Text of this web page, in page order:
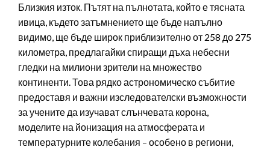
Близкия изток. Пътят на пълнотата, който е тясната
ивица, където затъмнението ще бъде напълно
видимо, ще бъде широк приблизително от 258 до 275
километра, предлагайки спиращи дъха небесни
гледки на милиони зрители на множество
континенти. Това рядко астрономическо събитие
предоставя и важни изследователски възможности
за учените да изучават слънчевата корона,
моделите на йонизация на атмосферата и
температурните колебания – особено в региони,